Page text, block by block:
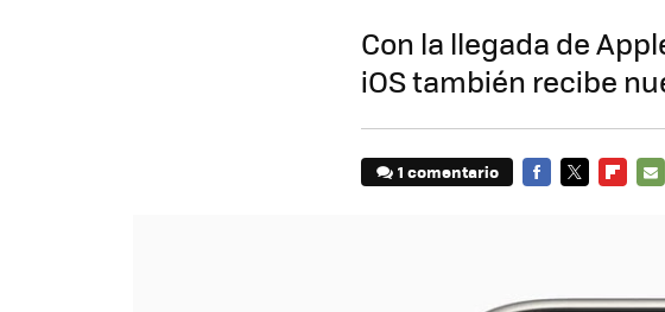
Con la llegada de
iOS también recibe
1 comentario